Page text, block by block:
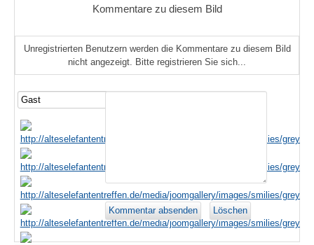
Kommentare zu diesem Bild
Unregistrierten Benutzern werden die Kommentare zu diesem Bild
nicht angezeigt. Bitte registrieren Sie sich...